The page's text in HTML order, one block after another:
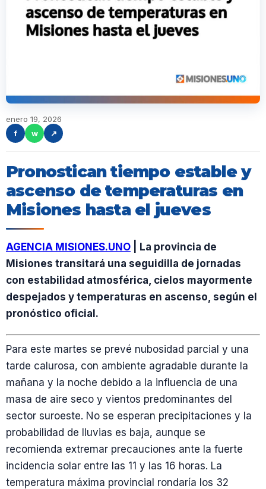
enero 19, 2026
f
w ↗
Pronostican tiempo estable y
ascenso de temperaturas en
Misiones hasta el jueves
AGENCIA MISIONES.UNO | La provincia de
Misiones transitará una seguidilla de jornadas
con estabilidad atmosférica, cielos mayormente
despejados y temperaturas en ascenso, según el
pronóstico oficial.
Para este martes se prevé nubosidad parcial y una
tarde calurosa, con ambiente agradable durante la
mañana y la noche debido a la influencia de una
masa de aire seco y vientos predominantes del
sector suroeste. No se esperan precipitaciones y la
probabilidad de lluvias es baja, aunque se
recomienda extremar precauciones ante la fuerte
incidencia solar entre las 11 y las 16 horas. La
temperatura máxima provincial rondaría los 32